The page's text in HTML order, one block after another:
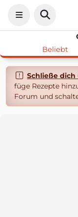
Beliebt
Schließe dich
füge Rezepte
Forum und